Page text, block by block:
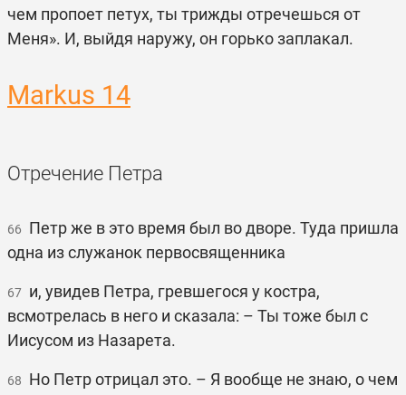
чем пропоет петух, ты трижды отречешься от
Меня». И, выйдя наружу, он горько заплакал.
Markus 14
Отречение Петра
66 Петр же в это время был во дворе. Туда пришла
одна из служанок первосвященника
67 и, увидев Петра, гревшегося у костра,
всмотрелась в него и сказала: – Ты тоже был с
Иисусом из Назарета.
68 Но Петр отрицал это. – Я вообще не знаю, о чем